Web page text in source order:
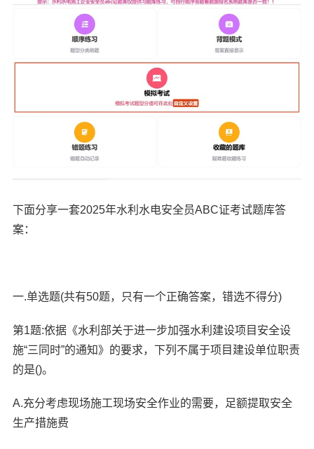
下面分享一套2025年水利水电安全员ABC证考试题库答
案：
一.单选题(共有50题，只有一个正确答案，错选不得分)
第1题:依据《水利部关于进一步加强水利建设项目安全设
施“三同时”的通知》的要求，下列不属于项目建设单位职责
的是()。
A.充分考虑现场施工现场安全作业的需要，足额提取安全
生产措施费